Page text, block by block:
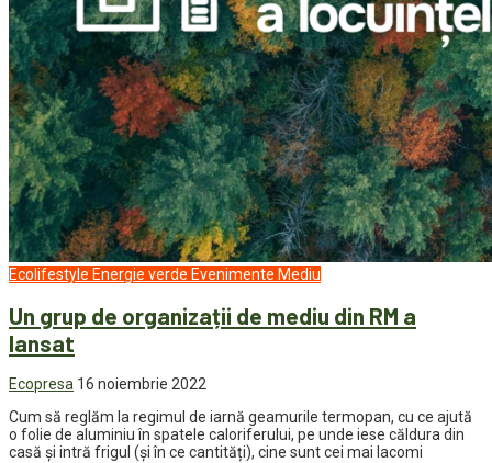
Ecolifestyle Energie verde Evenimente Mediu
Un grup de organizații de mediu din RM a
lansat
Ecopresa 16 noiembrie 2022
Cum să reglăm la regimul de iarnă geamurile termopan, cu ce ajută
o folie de aluminiu în spatele caloriferului, pe unde iese căldura din
casă și intră frigul (și în ce cantități), cine sunt cei mai lacomi